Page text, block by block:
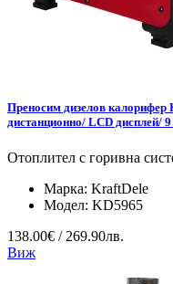
Преносим дизелов
дистанционно/ LCD дисплей/
Отоплител с горивна
Марка: KraftDele
Модел: KD5965
138.00€ / 269.90лв.
Виж